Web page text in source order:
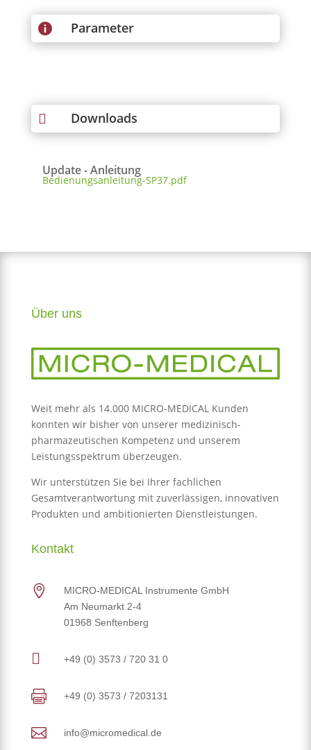
 Parameter
 Downloads
Update - Anleitung
Bedienungsanleitung-SP37.pdf
Über uns
Weit mehr als 14.000 MICRO-MEDICAL Kunden
konnten wir bisher von unserer medizinisch-
pharmazeutischen Kompetenz und unserem
Leistungsspektrum überzeugen.
Wir unterstützen Sie bei Ihrer fachlichen
Gesamtverantwortung mit zuverlässigen, innovativen
Produkten und ambitionierten Dienstleistungen.
Kontakt

MICRO-MEDICAL Instrumente GmbH
Am Neumarkt 2-4
01968 Senftenberg
 +49 (0) 3573 / 720 31 0
 +49 (0) 3573 / 7203131
 info@micromedical.de